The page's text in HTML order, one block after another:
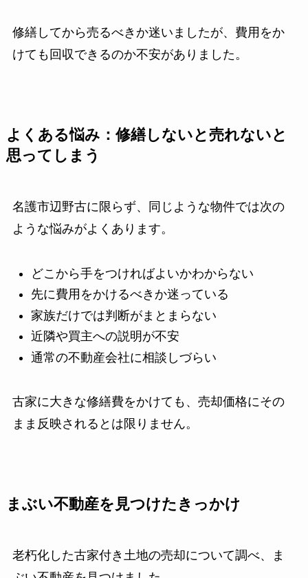
修繕してから売るべきか迷いましたが、費用をか
けても回収できるのか不安がありました。
よくある悩み：修繕しないと売れないと
思ってしまう
名護市辺野古に限らず、同じような物件では次の
ような悩みがよくあります。
どこから手をつければよいかわからない
先に費用をかけるべきか迷っている
家族だけでは判断がまとまらない
近隣や買主への説明が不安
通常の不動産会社に相談しづらい
古家に大きな修繕費をかけても、売却価格にその
まま反映されるとは限りません。
まぶい不動産を見つけたきっかけ
老朽化した古家付き土地の売却について調べ、ま